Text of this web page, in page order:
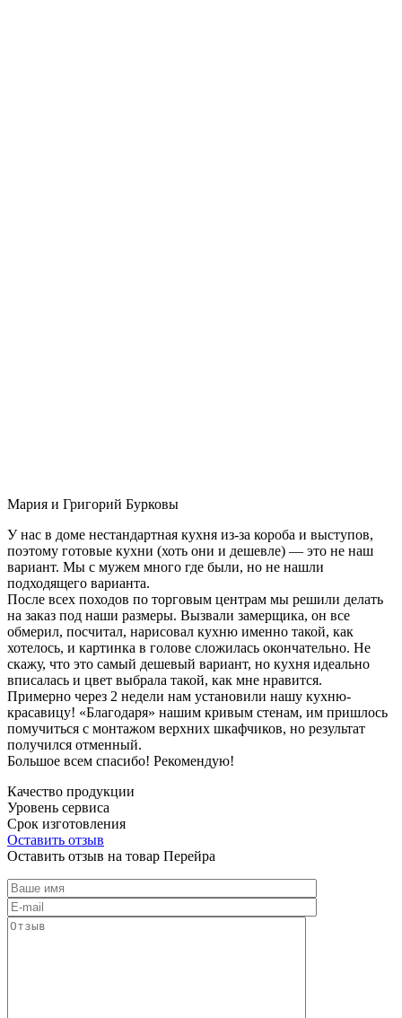
Мария и Григорий Бурковы
У нас в доме нестандартная кухня из-за короба и выступов,
поэтому готовые кухни (хоть они и дешевле) — это не наш
вариант. Мы с мужем много где были, но не нашли
подходящего варианта.
После всех походов по торговым центрам мы решили делать
на заказ под наши размеры. Вызвали замерщика, он все
обмерил, посчитал, нарисовал кухню именно такой, как
хотелось, и картинка в голове сложилась окончательно. Не
скажу, что это самый дешевый вариант, но кухня идеально
вписалась и цвет выбрала такой, как мне нравится.
Примерно через 2 недели нам установили нашу кухню-
красавицу! «Благодаря» нашим кривым стенам, им пришлось
помучиться с монтажом верхних шкафчиков, но результат
получился отменный.
Большое всем спасибо! Рекомендую!
Качество продукции
Уровень сервиса
Срок изготовления
Оставить отзыв
Оставить отзыв на товар Перейра